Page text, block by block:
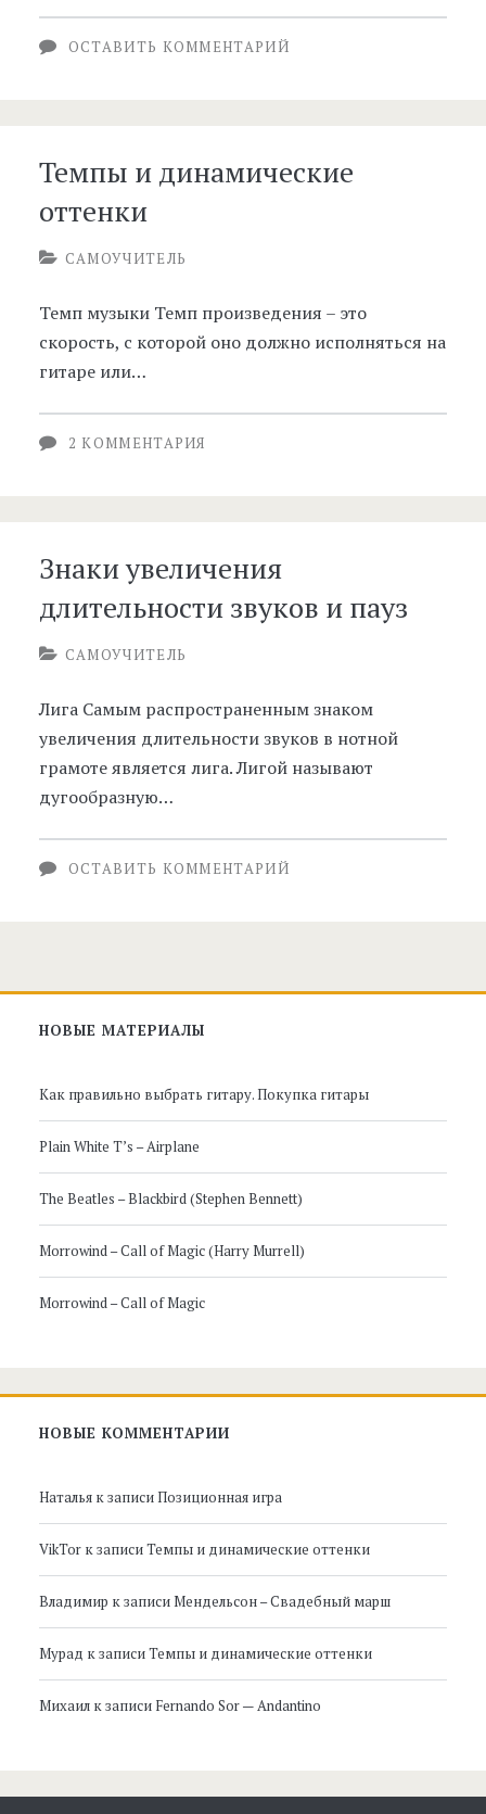
ОСТАВИТЬ КОММЕНТАРИЙ
Темпы и динамические
оттенки
САМОУЧИТЕЛЬ
Темп музыки Темп произведения – это
скорость, с которой оно должно исполняться на
гитаре или…
2 КОММЕНТАРИЯ
Знаки увеличения
длительности звуков и пауз
САМОУЧИТЕЛЬ
Лига Самым распространенным знаком
увеличения длительности звуков в нотной
грамоте является лига. Лигой называют
дугообразную…
ОСТАВИТЬ КОММЕНТАРИЙ
Главная
панель
НОВЫЕ МАТЕРИАЛЫ
Как правильно выбрать гитару. Покупка гитары
Plain White T’s – Airplane
The Beatles – Blackbird (Stephen Bennett)
Morrowind – Call of Magic (Harry Murrell)
Morrowind – Call of Magic
НОВЫЕ КОММЕНТАРИИ
Натальяк записиПозиционная игра
VikTorк записиТемпы и динамические оттенки
Владимир к записиМендельсон – Свадебный марш
Мурад к записиТемпы и динамические оттенки
Михаилк записи Fernando Sor — Andantino